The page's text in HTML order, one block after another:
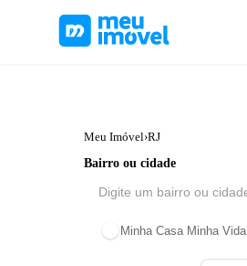
Meu Imóvel›RJ
Bairro ou cidade
Minha Casa Minha Vida